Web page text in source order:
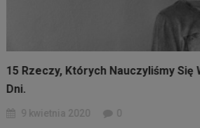
15 Rzeczy, Których Nauczyliśmy Się
Dni.
9 kwietnia 2020